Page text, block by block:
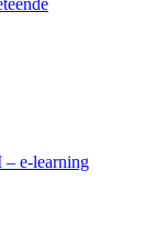
– e-learning